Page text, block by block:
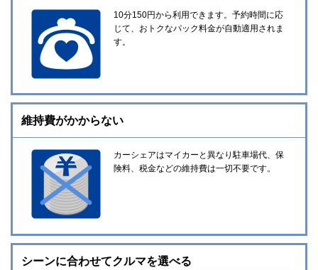
10分150円から利用できます。予約時間に応
じて、おトクなパック料金が自動適用されま
す。
維持費がかからない
カーシェアはマイカーと異なり駐車場代、保
険料、税金などの維持費は一切不要です。
シーンに合わせてクルマを選べる